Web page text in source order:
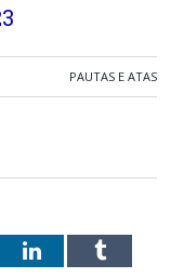
PAUTAS E ATAS
LinkedInTumblr